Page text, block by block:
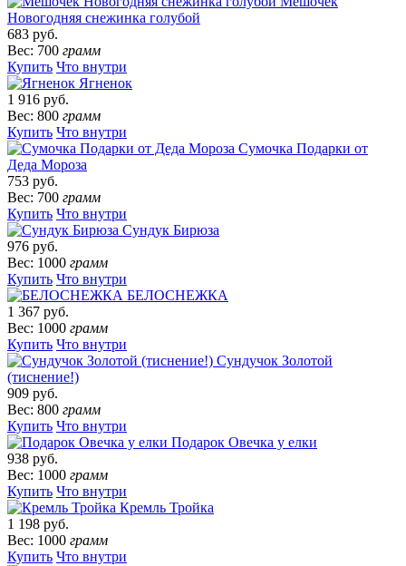
Новогодняя снежинка голубой
683 руб.
Вес: 700 грамм
Купить Что внутри
Ягненок
1 916 руб.
Вес: 800 грамм
Купить Что внутри
Сумочка Подарки от
Деда Мороза
753 руб.
Вес: 700 грамм
Купить Что внутри
Сундук Бирюза
976 руб.
Вес: 1000 грамм
Купить Что внутри
БЕЛОСНЕЖКА
1 367 руб.
Вес: 1000 грамм
Купить Что внутри
Сундучок Золотой
(тиснение!)
909 руб.
Вес: 800 грамм
Купить Что внутри
Подарок Овечка у елки
938 руб.
Вес: 1000 грамм
Купить Что внутри
Кремль Тройка
1 198 руб.
Вес: 1000 грамм
Купить Что внутри